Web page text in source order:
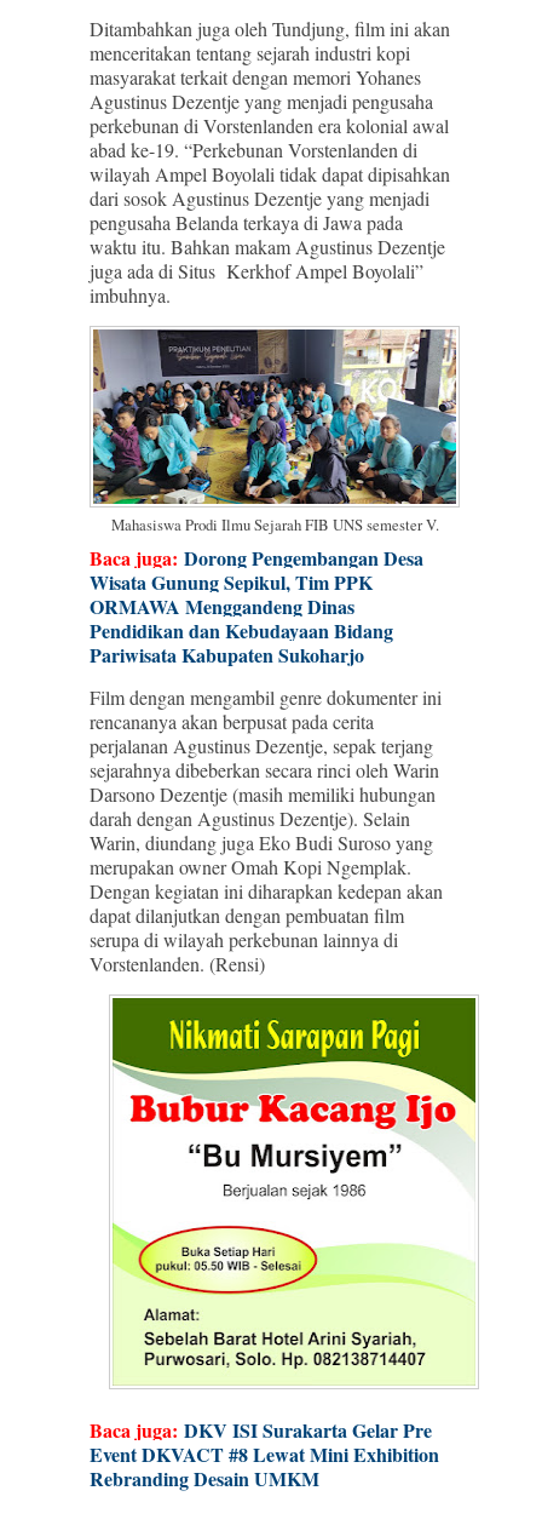
Ditambahkan juga oleh Tundjung, film ini akan
menceritakan tentang sejarah industri kopi
masyarakat terkait dengan memori Yohanes
Agustinus Dezentje yang menjadi pengusaha
perkebunan di Vorstenlanden era kolonial awal
abad ke-19. “Perkebunan Vorstenlanden di
wilayah Ampel Boyolali tidak dapat dipisahkan
dari sosok Agustinus Dezentje yang menjadi
pengusaha Belanda terkaya di Jawa pada
waktu itu. Bahkan makam Agustinus Dezentje
juga ada di Situs Kerkhof Ampel Boyolali”
imbuhnya.
Mahasiswa Prodi Ilmu Sejarah FIB UNS semester V.
Baca juga: Dorong Pengembangan Desa
Wisata Gunung Sepikul, Tim PPK
ORMAWA Menggandeng Dinas
Pendidikan dan Kebudayaan Bidang
Pariwisata Kabupaten Sukoharjo
Film dengan mengambil genre dokumenter ini
rencananya akan berpusat pada cerita
perjalanan Agustinus Dezentje, sepak terjang
sejarahnya dibeberkan secara rinci oleh Warin
Darsono Dezentje (masih memiliki hubungan
darah dengan Agustinus Dezentje). Selain
Warin, diundang juga Eko Budi Suroso yang
merupakan owner Omah Kopi Ngemplak.
Dengan kegiatan ini diharapkan kedepan akan
dapat dilanjutkan dengan pembuatan film
serupa di wilayah perkebunan lainnya di
Vorstenlanden. (Rensi)
Baca juga: DKV ISI Surakarta Gelar Pre
Event DKVACT #8 Lewat Mini Exhibition
Rebranding Desain UMKM